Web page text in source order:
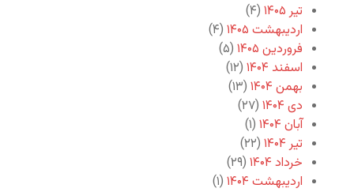
تیر ۱۴۰۵
(۴)
اردیبهشت ۱۴۰۵
(۴)
فروردین ۱۴۰۵
(۵)
اسفند ۱۴۰۴
(۱۲)
بهمن ۱۴۰۴
(۱۳)
دی ۱۴۰۴
(۲۷)
آبان ۱۴۰۴
(۱)
تیر ۱۴۰۴
(۲۲)
خرداد ۱۴۰۴
(۲۹)
اردیبهشت ۱۴۰۴
(۱)